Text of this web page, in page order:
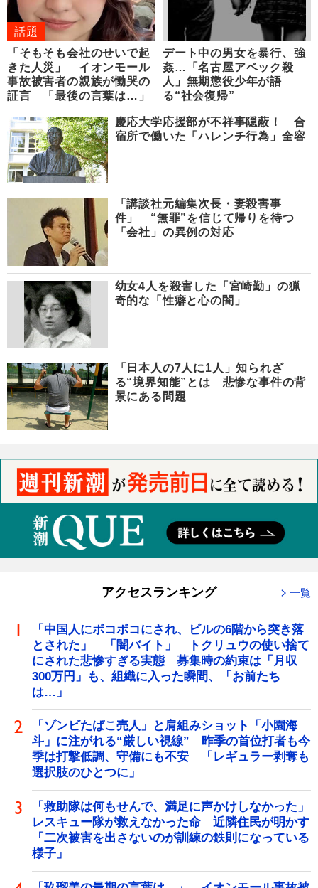
話題
「そもそも会社のせいで起
きた人災」 イオンモール
事故被害者の親族が慟哭の
証言 「最後の言葉は…」
デート中の男女を暴行、強
姦…「名古屋アベック殺
人」無期懲役少年が語
る“社会復帰”
慶応大学応援部が不祥事隠蔽！ 合
宿所で働いた「ハレンチ行為」全容
「講談社元編集次長・妻殺害事
件」 “無罪”を信じて帰りを待つ
「会社」の異例の対応
幼女4人を殺害した「宮崎勤」の猟
奇的な「性癖と心の闇」
「日本人の7人に1人」知られざ
る“境界知能”とは 悲惨な事件の背
景にある問題
アクセスランキング 一覧
「中国人にボコボコにされ、ビルの6階から突き落
とされた」 「闇バイト」 トクリュウの使い捨て
にされた悲惨すぎる実態 募集時の約束は「月収
300万円」も、組織に入った瞬間、「お前たち
は…」
「ゾンビたばこ売人」と肩組みショット「小園海
斗」に注がれる“厳しい視線” 昨季の首位打者も今
季は打撃低調、守備にも不安 「レギュラー剥奪も
選択肢のひとつに」
「救助隊は何もせんで、満足に声かけしなかった」
レスキュー隊が救えなかった命 近隣住民が明かす
「二次被害を出さないのが訓練の鉄則になっている
様子」